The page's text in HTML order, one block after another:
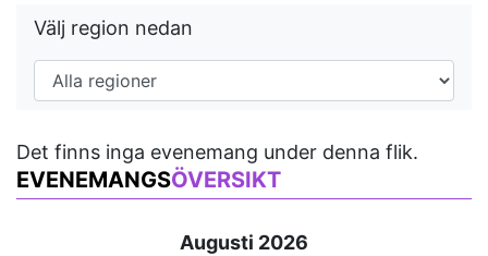
Välj region nedan
Det finns inga evenemang under denna flik.
EVENEMANGSÖVERSIKT
Augusti 2026